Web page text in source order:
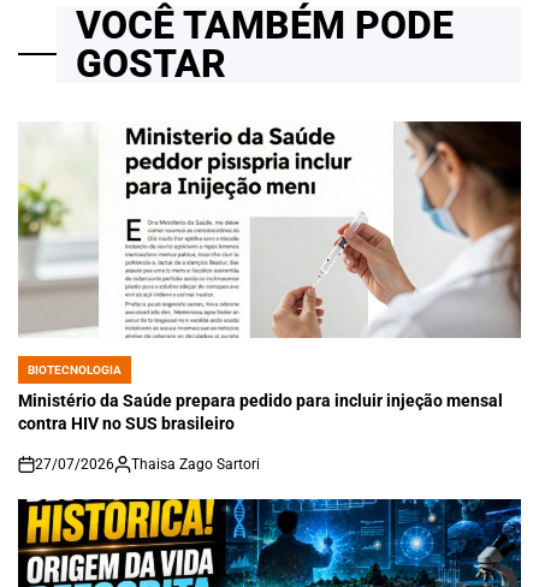
VOCÊ TAMBÉM PODE
GOSTAR
POSTED
IN
BIOTECNOLOGIA
Ministério da Saúde prepara pedido para incluir injeção mensal
contra HIV no SUS brasileiro
on
27/07/2026 Thaisa Zago Sartori